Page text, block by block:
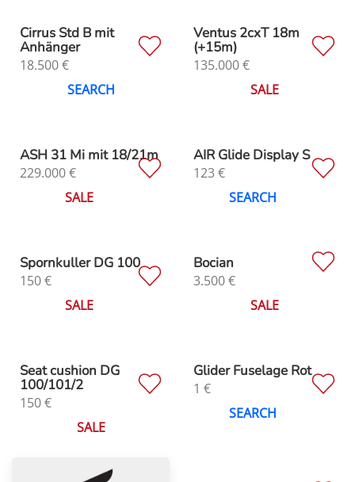
Cirrus Std B mit
Anhänger
18.500€
SEARCH
Ventus 2cxT 18m
(+15m)
135.000€
SALE
ASH 31 Mi mit 18/21m
229.000€
SALE
AIR Glide Display S
123 €
SEARCH
Spornkuller DG 100
150€
SALE
Bocian
3.500€
SALE
Seat cushion DG
100/101/2
150€
SALE
Glider Fuselage Rot
1 €
SEARCH